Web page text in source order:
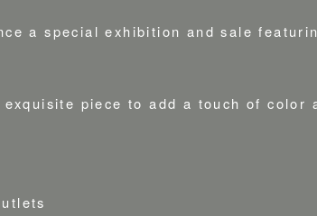
a special exhibition and sale
piece to add a touch of